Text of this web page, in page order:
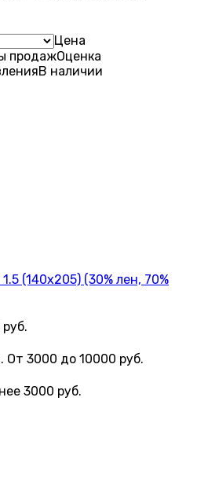
Цена
продажОценка
В наличии
(140х205) (30% лен, 70%